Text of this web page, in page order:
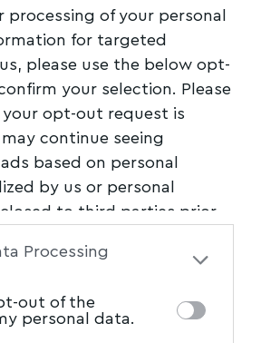
of your personal
for targeted
please use the below opt-
your selection. Please
opt-out request is
continue seeing
based on personal
by us or personal
to third parties prior
of your personal
participants. This
also be disclosed by us to
Processing
out of the
personal data.
το myvolos.net στο
και μάθετε πρώτοι όλες